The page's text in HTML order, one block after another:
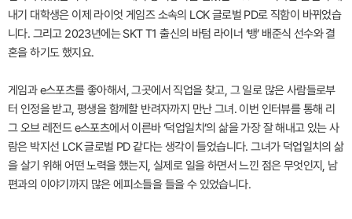
내기 대학생은 이제 라이엇 게임즈 소속의 LCK 글로벌 PD로 직함이 바뀌었습
니다. 그리고 2023년에는 SKT T1 출신의 바텀 라이너 ‘뱅’ 배준식 선수와 결
혼을 하기도 했지요.
게임과 e스포츠를 좋아해서, 그곳에서 직업을 찾고, 그 일로 많은 사람들로부
터 인정을 받고, 평생을 함께할 반려자까지 만난 그녀. 이번 인터뷰를 통해 리
그 오브 레전드 e스포츠에서 이른바 ‘덕업일치’의 삶을 가장 잘 해내고 있는 사
람은 박지선 LCK 글로벌 PD 같다는 생각이 들었습니다. 그녀가 덕업일치의 삶
을 살기 위해 어떤 노력을 했는지, 실제로 일을 하면서 느낀 점은 무엇인지, 남
편과의 이야기까지 많은 에피소들을 들을 수 있었습니다.